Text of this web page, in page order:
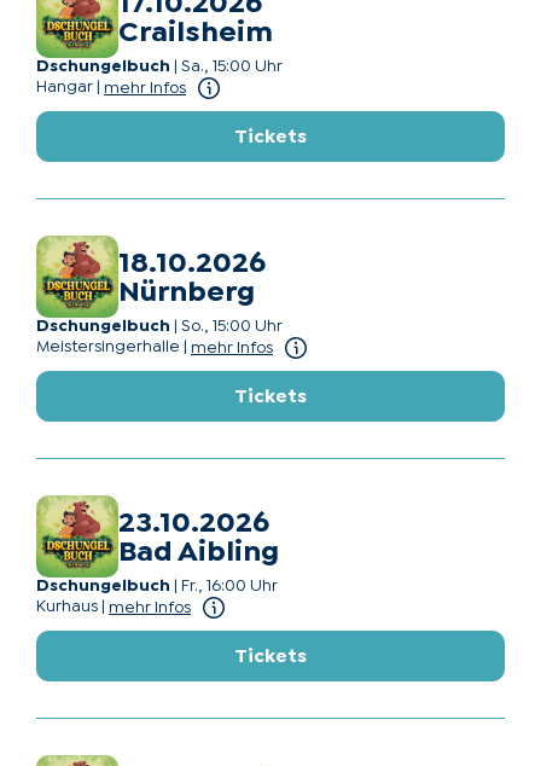
Crailsheim
Dschungelbuch
Sa., 15:00 Uhr
Hangar
mehr Infos
Tickets
18.10.2026
Nürnberg
Dschungelbuch
So., 15:00 Uhr
Meistersingerhalle
mehr Infos
Tickets
23.10.2026
Bad Aibling
Dschungelbuch
Fr., 16:00 Uhr
Kurhaus
mehr Infos
Tickets